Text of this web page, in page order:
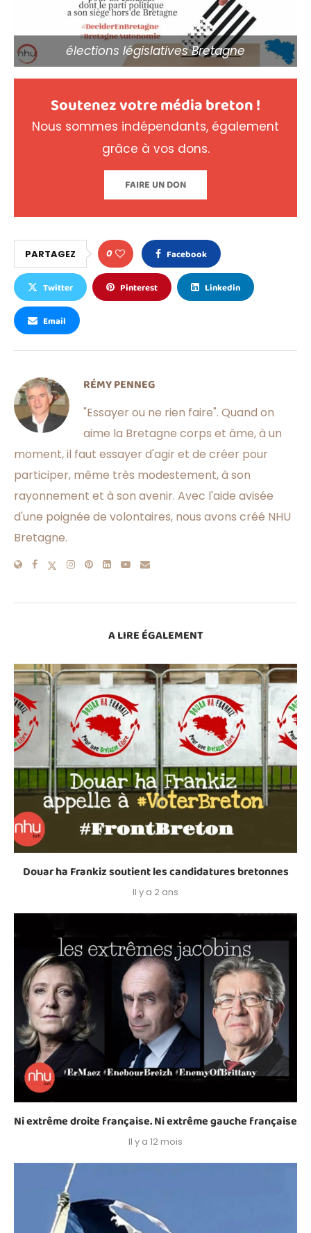
élections législatives Bretagne
Soutenez votre média breton !
Nous sommes indépendants, également
grâce à vos dons.
FAIRE UN DON
PARTAGEZ 0 Facebook
Twitter Pinterest Linkedin
Email
RÉMY PENNEG
"Essayer ou ne rien faire". Quand on
aime la Bretagne corps et âme, à un
moment, il faut essayer d'agir et de créer pour
participer, même très modestement, à son
rayonnement et à son avenir. Avec l'aide avisée
d'une poignée de volontaires, nous avons créé NHU
Bretagne.
A LIRE ÉGALEMENT
Douar ha Frankiz soutient les candidatures bretonnes
Il y a 2 ans
Ni extrême droite française. Ni extrême gauche française
Il y a 12 mois